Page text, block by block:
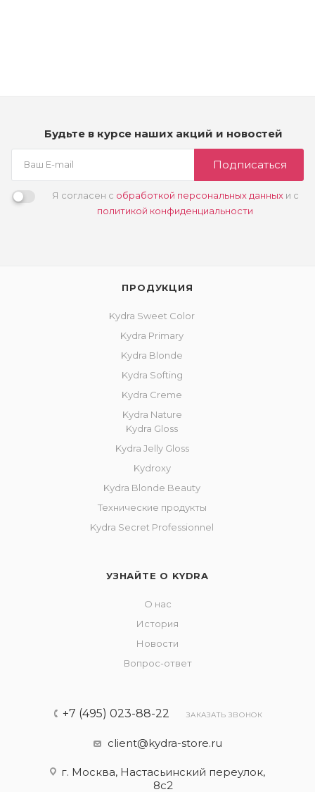
Будьте в курсе наших акций и новостей
Подписаться
Я согласен с обработкой персональных данныхи с
политикой конфиденциальности
ПРОДУКЦИЯ
Kydra Sweet Color
Kydra Primary
Kydra Blonde
Kydra Softing
Kydra Creme
Kydra Nature
Kydra Gloss
Kydra Jelly Gloss
Kydroxy
Kydra Blonde Beauty
Технические продукты
Kydra Secret Professionnel
УЗНАЙТЕ О KYDRA
О нас
История
Новости
Вопрос-ответ
+7 (495) 023-88-22 ЗАКАЗАТЬ ЗВОНОК
client@kydra-store.ru
г. Москва, Настасьинский переулок,
8с2